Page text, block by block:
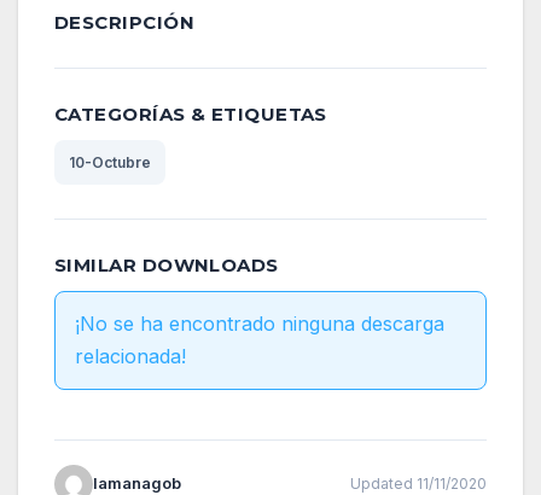
DESCRIPCIÓN
CATEGORÍAS & ETIQUETAS
10-Octubre
SIMILAR DOWNLOADS
¡No se ha encontrado ninguna descarga
relacionada!
lamanagob Updated 11/11/2020